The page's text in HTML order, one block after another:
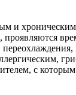
и
с